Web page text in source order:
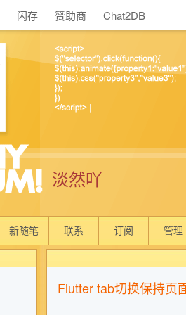
闪存 赞助商 Chat2DB
淡然吖
新随笔 联系 订阅 管理
Flutter tab切换保持页